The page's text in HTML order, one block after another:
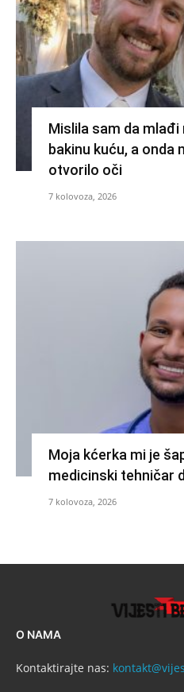
Mislila sam da
bakinu kuću, a onda
otvorilo oči
7 kolovoza, 2026
Moja kćerka mi je
medicinski tehničar
7 kolovoza, 2026
O NAMA
Kontaktirajte nas: